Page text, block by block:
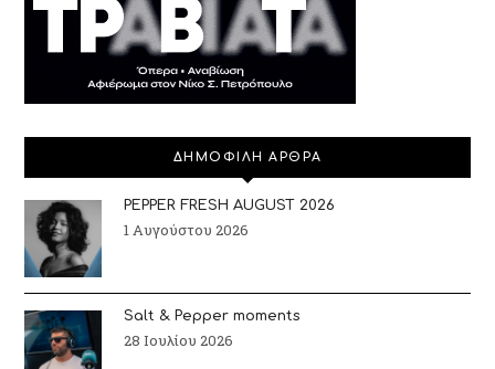
ΔΗΜΟΦΙΛΗ ΑΡΘΡΑ
PEPPER FRESH AUGUST 2026
1 Αυγούστου 2026
Salt & Pepper moments
28 Ιουλίου 2026